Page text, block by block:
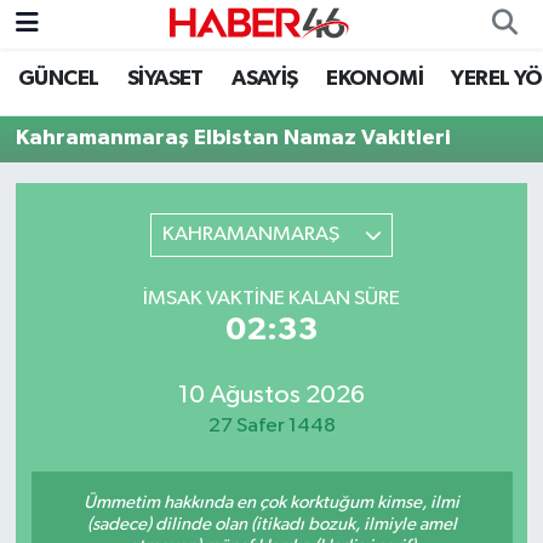
GÜNCEL SİYASET ASAYİŞ EKONOMİ YEREL
Kahramanmaraş Elbistan Namaz Vakitleri
KAHRAMANMARAŞ
İMSAK VAKTINE KALAN SÜRE
02:33
10 Ağustos 2026
27 Safer 1448
Ümmetim hakkında en çok korktuğum kimse, ilmi
(sadece) dilinde olan (itikadı bozuk, ilmiyle amel
GÜNCEL
EKONOMİ
EĞİTİM
Nöbetçi Eczaneler
Hava Durumu
Kahramanmaraş Namaz Vakitleri
Süper Lig Puan Durumu ve Fikstür
Tüm Manşetler
Haber Arşivi